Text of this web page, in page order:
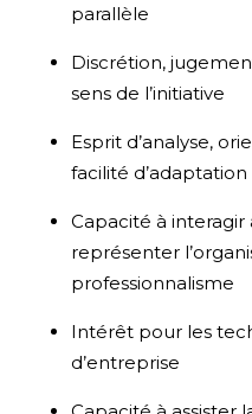
parallèle
Discrétion,
sens de l’initiative
Esprit d’analyse,
facilité d’adaptation
Capacité à interagir
représenter
professionnalisme
Intérêt pour les
d’entreprise